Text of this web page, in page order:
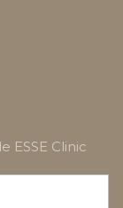
ESSE Clinic